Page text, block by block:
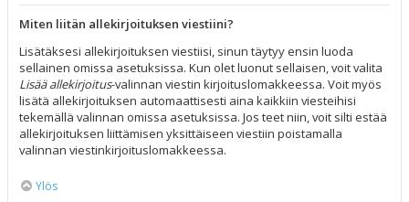
Miten liitän allekirjoituksen viestiini?
Lisätäksesi allekirjoituksen viestiisi, sinun täytyy ensin luoda
sellainen omissa asetuksissa. Kun olet luonut sellaisen, voit valita
Lisää allekirjoitus-valinnan viestin kirjoituslomakkeessa. Voit myös
lisätä allekirjoituksen automaattisesti aina kaikkiin viesteihisi
tekemällä valinnan omissa asetuksissa. Jos teet niin, voit silti estää
allekirjoituksen liittämisen yksittäiseen viestiin poistamalla
valinnan viestinkirjoituslomakkeessa.
Ylös